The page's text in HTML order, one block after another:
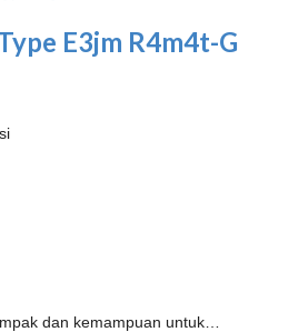
E3jm R4m4t-G
dan kemampuan untuk…